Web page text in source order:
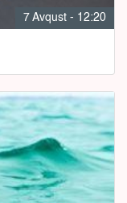
7 Avqust - 12:20